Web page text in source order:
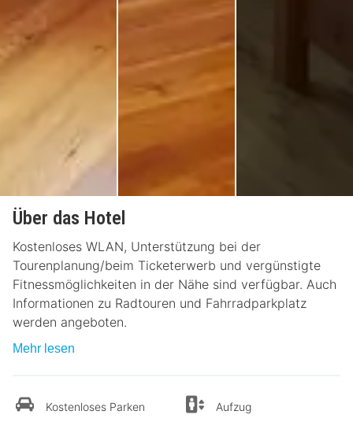
Über das Hotel
Kostenloses WLAN, Unterstützung bei der
Tourenplanung/beim Ticketerwerb und vergünstigte
Fitnessmöglichkeiten in der Nähe sind verfügbar. Auch
Informationen zu Radtouren und Fahrradparkplatz
werden angeboten.
Mehr lesen
Kostenloses Parken
Aufzug